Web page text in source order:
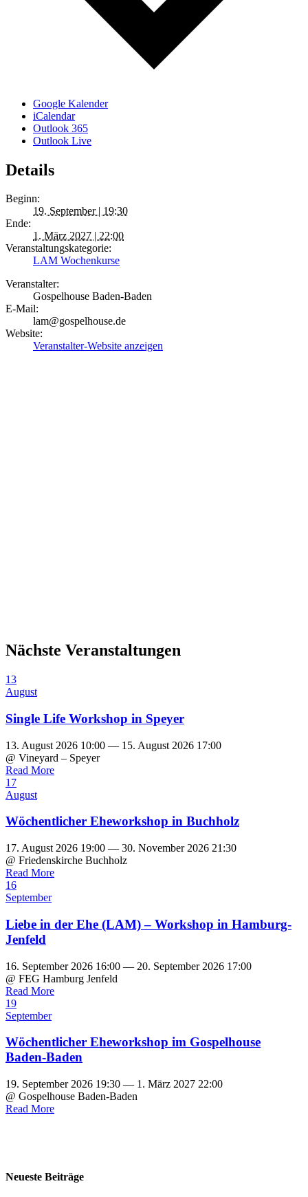
Google Kalender
iCalendar
Outlook 365
Outlook Live
Details
Beginn:
19. September | 19:30
Ende:
1. März 2027 | 22:00
Veranstaltungskategorie:
LAM Wochenkurse
Veranstalter:
Gospelhouse Baden-Baden
E-Mail:
lam@gospelhouse.de
Website:
Veranstalter-Website anzeigen
Nächste Veranstaltungen
13
August
Single Life Workshop in Speyer
13. August 2026 10:00 — 15. August 2026 17:00
@ Vineyard – Speyer
Read More
17
August
Wöchentlicher Eheworkshop in Buchholz
17. August 2026 19:00 — 30. November 2026 21:30
@ Friedenskirche Buchholz
Read More
16
September
Liebe in der Ehe (LAM) – Workshop in Hamburg-
Jenfeld
16. September 2026 16:00 — 20. September 2026 17:00
@ FEG Hamburg Jenfeld
Read More
19
September
Wöchentlicher Eheworkshop im Gospelhouse
Baden-Baden
19. September 2026 19:30 — 1. März 2027 22:00
@ Gospelhouse Baden-Baden
Read More
Neueste Beiträge